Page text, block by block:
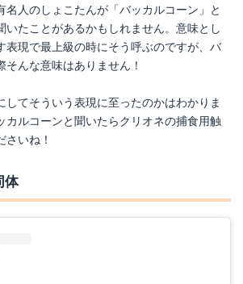
名人のしょこたんが「バッカルコーン」と
いたことがあるかもしれません。意味とし
表現で最上級の時にそう呼ぶのですが、バ
そんな意味はありません！
してそういう表現に至ったのかはわかりま
カルコーンと聞いたらクリオネの捕食用触
さいね！
体